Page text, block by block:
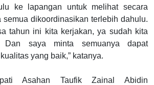
ke lapangan untuk melihat secara
semua dikoordinasikan terlebih dahulu.
tahun ini kita kerjakan, ya sudah kita
Dan saya minta semuanya dapat
yang baik,” katanya.
Asahan Taufik Zainal Abidin